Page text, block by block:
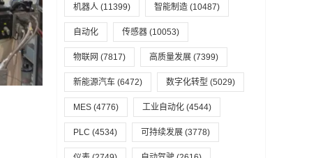
机器人 (11399) 智能制造 (10487)
自动化 传感器 (10053)
物联网 (7817) 高质量发展 (7399)
新能源汽车 (6472) 数字化转型 (5029)
MES (4776) 工业自动化 (4544)
PLC (4534) 可持续发展 (3778)